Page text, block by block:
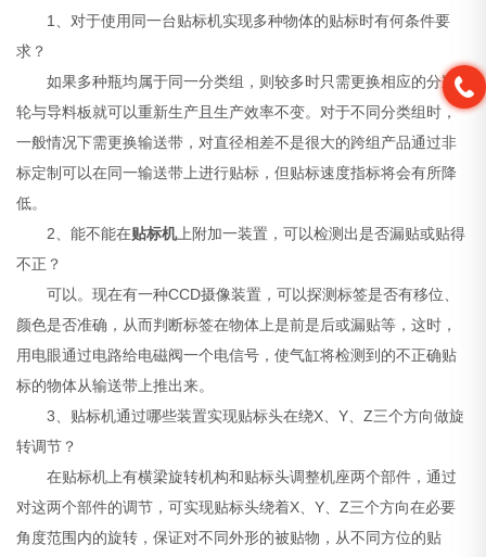
1、对于使用同一台贴标机实现多种物体的贴标时有何条件要
求？
如果多种瓶均属于同一分类组，则较多时只需更换相应的分瓶
轮与导料板就可以重新生产且生产效率不变。对于不同分类组时，
一般情况下需更换输送带，对直径相差不是很大的跨组产品通过非
标定制可以在同一输送带上进行贴标，但贴标速度指标将会有所降
低。
2、能不能在贴标机上附加一装置，可以检测出是否漏贴或贴得
不正？
可以。现在有一种CCD摄像装置，可以探测标签是否有移位、
颜色是否准确，从而判断标签在物体上是前是后或漏贴等，这时，
用电眼通过电路给电磁阀一个电信号，使气缸将检测到的不正确贴
标的物体从输送带上推出来。
3、贴标机通过哪些装置实现贴标头在绕X、Y、Z三个方向做旋
转调节？
在贴标机上有横梁旋转机构和贴标头调整机座两个部件，通过
对这两个部件的调节，可实现贴标头绕着X、Y、Z三个方向在必要
角度范围内的旋转，保证对不同外形的被贴物，从不同方位的贴